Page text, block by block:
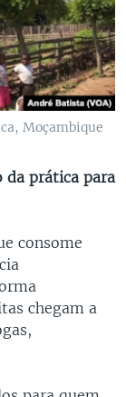
Moçambique
da prática para
consome
chegam a